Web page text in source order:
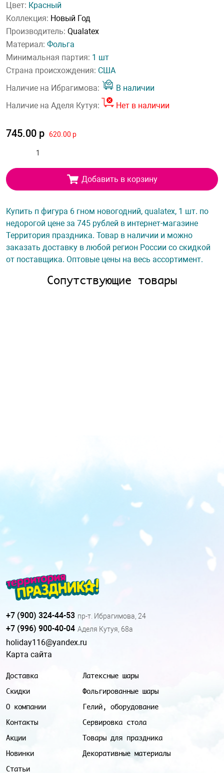
Цвет: Красный
Коллекция: Новый Год
Производитель: Qualatex
Материал: Фольга
Минимальная партия: 1 шт
Страна происхождения: США
Наличие на Ибрагимова:
В наличии
Наличие на Аделя Кутуя:
Нет в наличии
745.00 р 620.00 р
Добавить в корзину
Купить п фигура 6 гном новогодний, qualatex, 1 шт. по
недорогой цене за 745 рублей в интернет-магазине
Территория праздника. Товар в наличии и можно
заказать доставку в любой регион России со скидкой
от поставщика. Оптовые цены на весь ассортимент.
Сопутствующие товары
Доставка
Скидки
О компании
Контакты
Акции
Новинки
Статьи
Латексные шары
Фольгированные шары
Гелий, оборудование
Сервировка стола
Товары для праздника
Декоративные материалы
+7 (900) 324-44-53 пр-т. Ибрагимова, 24
+7 (996) 900-40-04 Аделя Кутуя, 68а
holiday116@yandex.ru
Карта сайта